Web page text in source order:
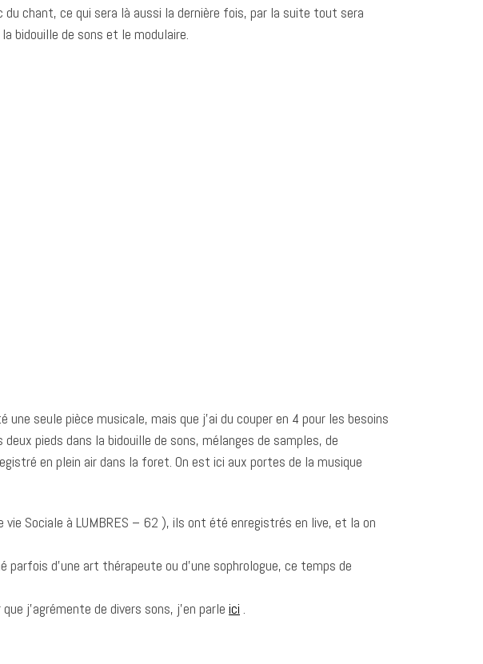
du chant, ce qui sera là aussi la dernière fois, par la suite tout sera
bidouille de sons et le modulaire.
seule pièce musicale, mais que j’ai du couper en 4 pour les besoins
pieds dans la bidouille de sons, mélanges de samples, de
en plein air dans la foret. On est ici aux portes de la musique
Sociale à LUMBRES – 62 ), ils ont été enregistrés en live, et la on
d’une art thérapeute ou d’une sophrologue, ce temps de
j’agrémente de divers sons, j’en parle ici .